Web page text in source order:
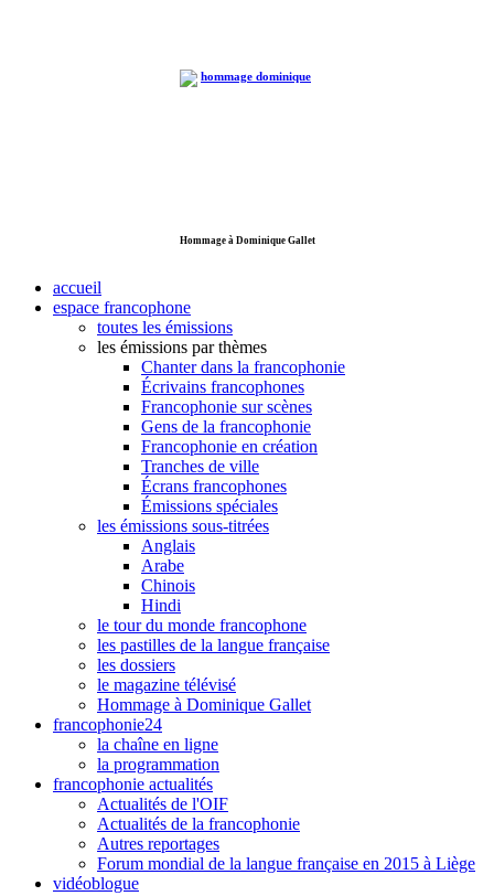
Hommage à Dominique Gallet
accueil
espace francophone
toutes les émissions
les émissions par thèmes
Chanter dans la francophonie
Écrivains francophones
Francophonie sur scènes
Gens de la francophonie
Francophonie en création
Tranches de ville
Écrans francophones
Émissions spéciales
les émissions sous-titrées
Anglais
Arabe
Chinois
Hindi
le tour du monde francophone
les pastilles de la langue française
les dossiers
le magazine télévisé
Hommage à Dominique Gallet
francophonie24
la chaîne en ligne
la programmation
francophonie actualités
Actualités de l'OIF
Actualités de la francophonie
Autres reportages
Forum mondial de la langue française en 2015 à Liège
vidéoblogue